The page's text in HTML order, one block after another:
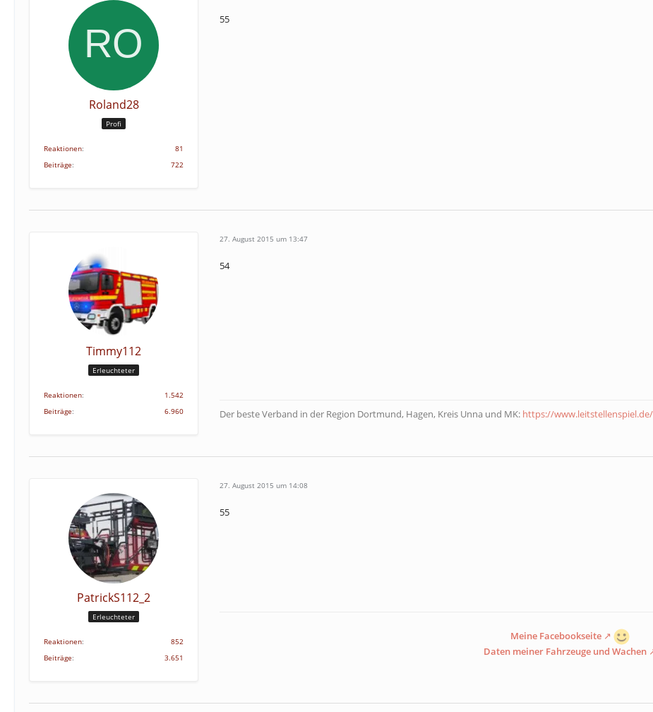
Roland28
Profi
Reaktionen
81
Beiträge
722
55
Timmy112
Erleuchteter
Reaktionen
1.542
Beiträge
6.960
27. August 2015 um 13:47
54
Der beste Verband in der Region Dortmund, Hagen, Kreis Unna und MK: https://
PatrickS112_2
Erleuchteter
Reaktionen
852
Beiträge
3.651
27. August 2015 um 14:08
55
Meine Facebookseite
Daten meiner Fahrzeuge und Wachen